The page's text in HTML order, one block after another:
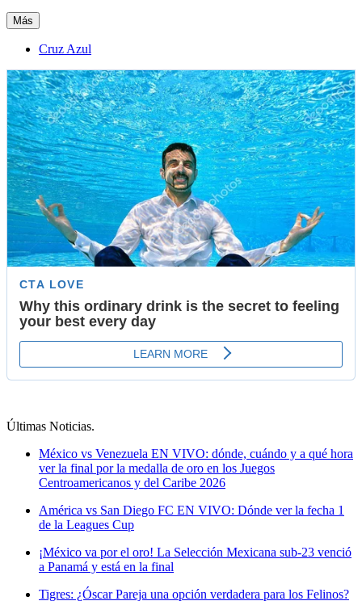
Más
Cruz Azul
Últimas Noticias.
México vs Venezuela EN VIVO: dónde, cuándo y a qué hora
ver la final por la medalla de oro en los Juegos
Centroamericanos y del Caribe 2026
América vs San Diego FC EN VIVO: Dónde ver la fecha 1
de la Leagues Cup
¡México va por el oro! La Selección Mexicana sub-23 venció
a Panamá y está en la final
Tigres: ¿Óscar Pareja una opción verdadera para los Felinos?